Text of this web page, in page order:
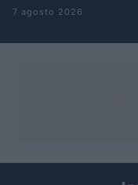
Pular para o conteúdo
7 agosto 2026